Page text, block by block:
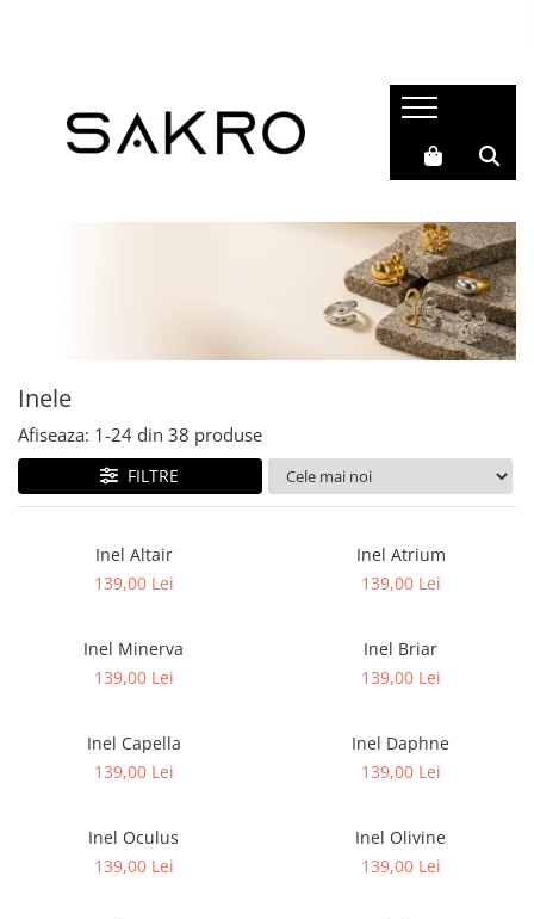
Charms
Bratari
Coliere
Inele
Afiseaza: 1-24 din 38 produse
FILTRE
Inel Altair
139,00 Lei
Inel Atrium
139,00 Lei
Inel Minerva
139,00 Lei
Inel Briar
139,00 Lei
Inel Capella
139,00 Lei
Inel Daphne
139,00 Lei
Inel Oculus
139,00 Lei
Inel Olivine
139,00 Lei